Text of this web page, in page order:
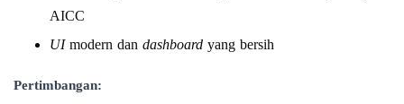
AICC
UImodern dan dashboard yang bersih
Pertimbangan: